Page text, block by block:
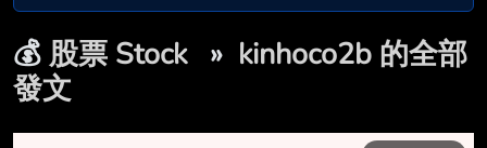
💰股票 Stock » kinhoco2b 的全部
發文